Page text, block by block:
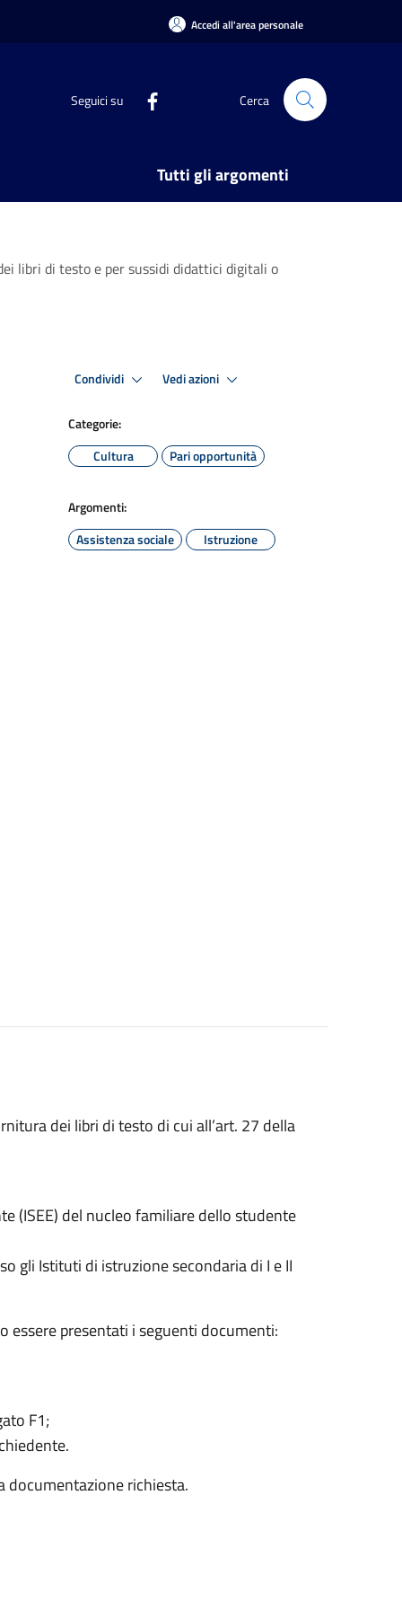
Accedi all'area personale
Seguici su Cerca
Tutti gli argomenti
libri di testo e per sussidi didattici digitali o
Condividi Vedi azioni
Categorie:
Cultura
Pari opportunità
Argomenti:
Assistenza sociale
Istruzione
dei libri di testo di cui all’art. 27 della
(ISEE) del nucleo familiare dello studente
gli Istituti di istruzione secondaria di I e II
essere presentati i seguenti documenti:
F1;
documentazione richiesta.